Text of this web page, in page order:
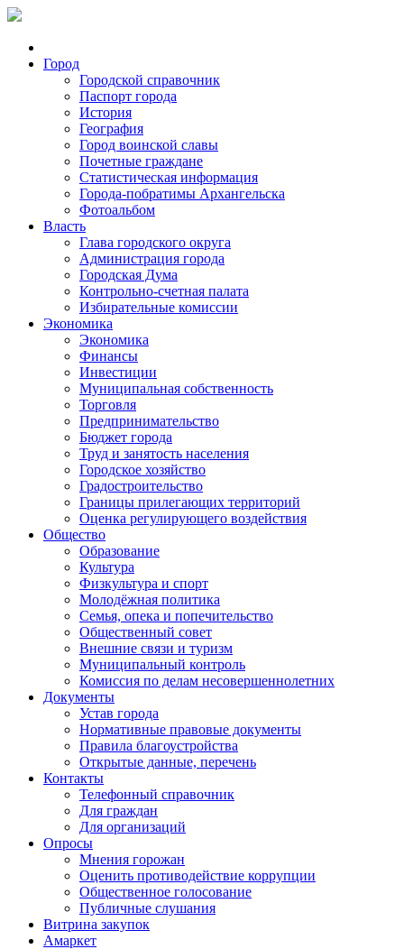
Город
Городской справочник
Паспорт города
История
География
Город воинской славы
Почетные граждане
Статистическая информация
Города-побратимы Архангельска
Фотоальбом
Власть
Глава городского округа
Администрация города
Городская Дума
Контрольно-счетная палата
Избирательные комиссии
Экономика
Экономика
Финансы
Инвестиции
Муниципальная собственность
Торговля
Предпринимательство
Бюджет города
Труд и занятость населения
Городское хозяйство
Градостроительство
Границы прилегающих территорий
Оценка регулирующего воздействия
Общество
Образование
Культура
Физкультура и спорт
Молодёжная политика
Семья, опека и попечительство
Общественный совет
Внешние связи и туризм
Муниципальный контроль
Комиссия по делам несовершеннолетних
Документы
Устав города
Нормативные правовые документы
Правила благоустройства
Открытые данные, перечень
Контакты
Телефонный справочник
Для граждан
Для организаций
Опросы
Мнения горожан
Оценить противодействие коррупции
Общественное голосование
Публичные слушания
Витрина закупок
Амаркет